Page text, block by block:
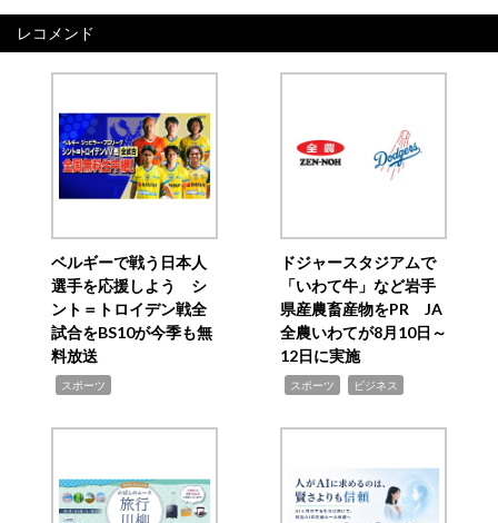
レコメンド
ベルギーで戦う日本人
選手を応援しよう シ
ント＝トロイデン戦全
試合をBS10が今季も無
料放送
スポーツ
ドジャースタジアムで
「いわて牛」など岩手
県産農畜産物をPR JA
全農いわてが8月10日～
12日に実施
スポーツ ビジネス